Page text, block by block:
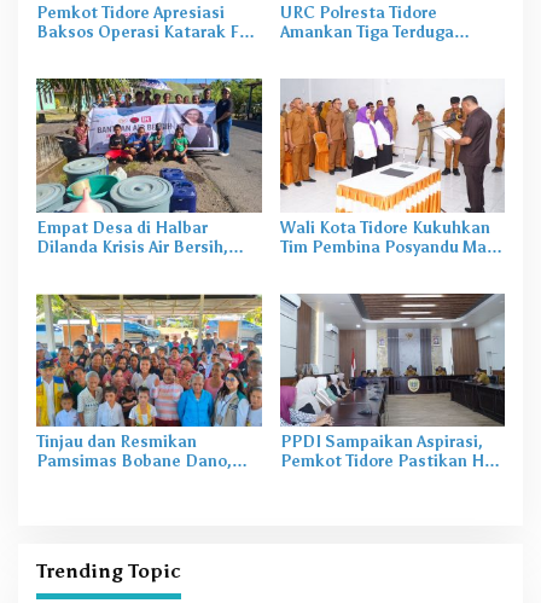
Pemkot Tidore Apresiasi
Baksos Operasi Katarak FK-
URC Polresta Tidore
Amankan Tiga Terduga
Empat Desa di Halbar
Dilanda Krisis Air Bersih,
Wali Kota Tidore Kukuhkan
Tim Pembina Posyandu Masa
Tinjau dan Resmikan
Pamsimas Bobane Dano,
PPDI Sampaikan Aspirasi,
Pemkot Tidore Pastikan Hak
Trending Topic